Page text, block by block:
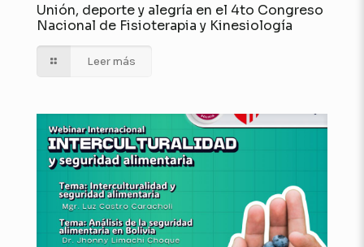
Unión, deporte y alegría en el 4to Congreso
Nacional de Fisioterapia y Kinesiología
Leer más